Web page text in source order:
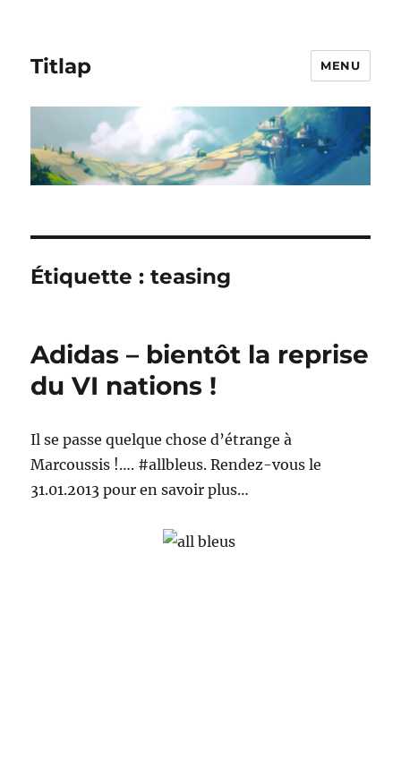
Titlap MENU
Étiquette :teasing
Adidas – bientôt la reprise
du VI nations !
Il se passe quelque chose d’étrange à
Marcoussis !…. #allbleus. Rendez-vous le
31.01.2013 pour en savoir plus…